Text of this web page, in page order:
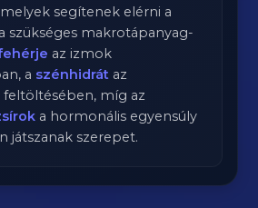
segítenek elérni a
szükséges makrotápanyag-
az izmok
a szénhidrát az
feltöltésében, míg az
a hormonális egyensúly
játszanak szerepet.